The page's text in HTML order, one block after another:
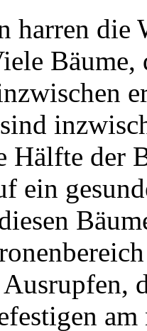
harren die
Bäume,
Hälfte der
ein
Ausrupfen,